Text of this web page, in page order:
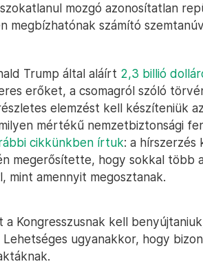
mozgó azonosítatlan
megbízhatónak számító
Trump által aláírt 2,3 billió
erőket, a csomagról szóló
elemzést kell készíteniük
mértékű nemzetbiztonsági
cikkünkben írtuk: a hírszerzés
megerősítette, hogy sokkal több
mint amennyit megosztanak.
Kongresszusnak kell
Lehetséges ugyanakkor, hogy